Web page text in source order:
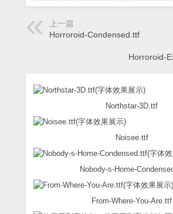
上一篇
Horroroid-Condensed.ttf
Horroroid-
Northstar-3D.ttf
Noisee.ttf
Nobody-s-Home-
From-Where-You-Are.ttf